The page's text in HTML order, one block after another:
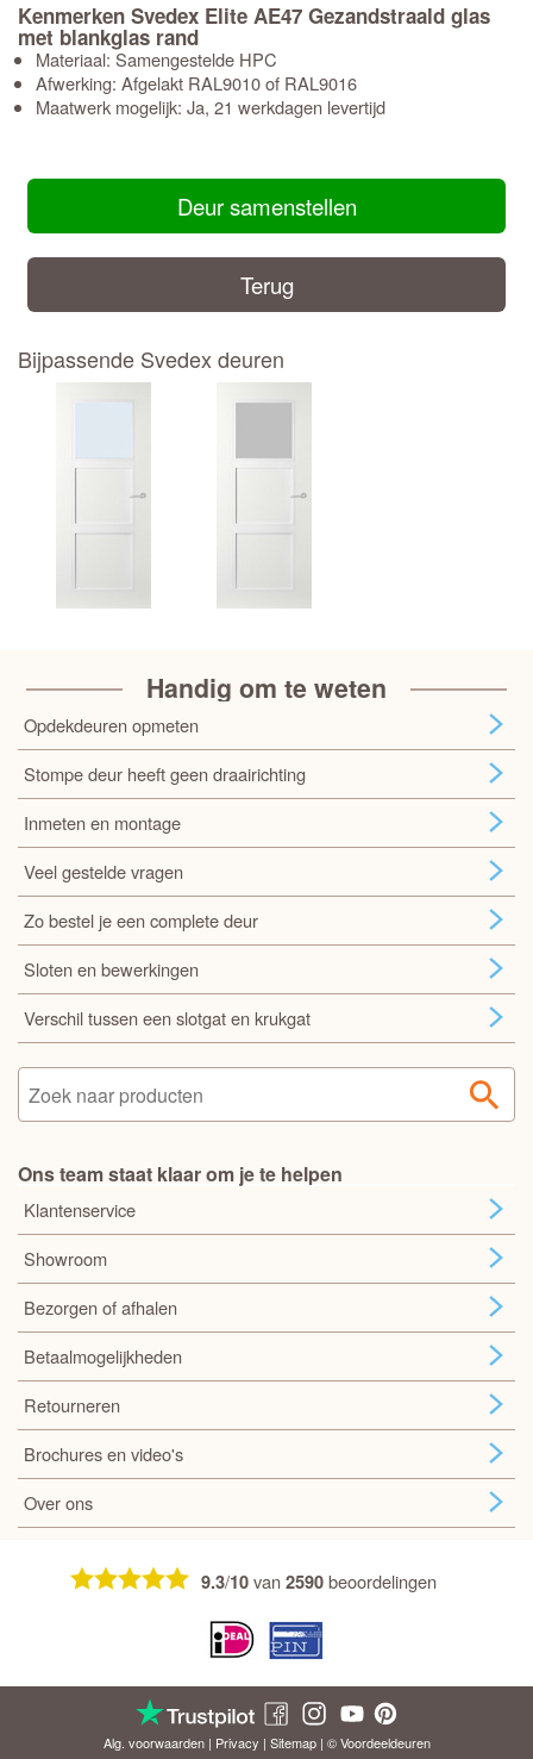
Kenmerken Svedex Elite AE47 Gezandstraald glas
met blankglas rand
Materiaal: Samengestelde HPC
Afwerking: Afgelakt RAL9010 of RAL9016
Maatwerk mogelijk: Ja, 21 werkdagen levertijd
Deur samenstellen
Terug
Bijpassende Svedex deuren
Handig om te weten
Opdekdeuren opmeten
Stompe deur heeft geen draairichting
Inmeten en montage
Veel gestelde vragen
Zo bestel je een complete deur
Sloten en bewerkingen
Verschil tussen een slotgat en krukgat
Ons team staat klaar om je te helpen
Klantenservice
Showroom
Bezorgen of afhalen
Betaalmogelijkheden
Retourneren
Brochures en video's
Over ons
9.3/10van2590beoordelingen
Alg. voorwaarden| Privacy | Sitemap| © Voordeeldeuren